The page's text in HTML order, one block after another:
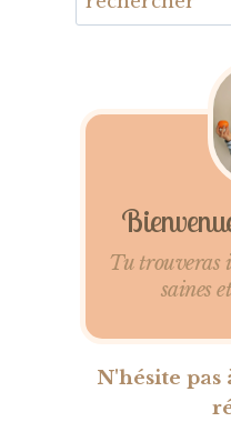
Tu trouveras
saines
N'hésite pas